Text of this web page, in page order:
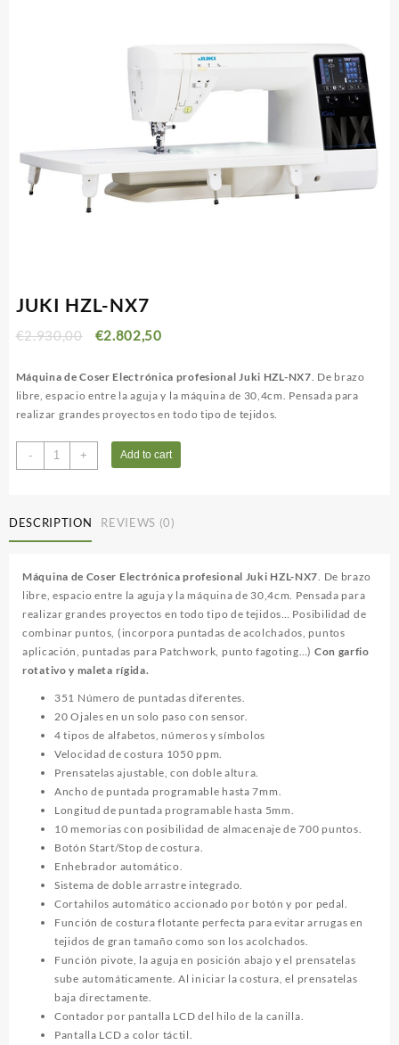
JUKI HZL-NX7
€2.930,00 €2.802,50
Máquina de Coser Electrónica profesional Juki HZL-NX7. De brazo
libre, espacio entre la aguja y la máquina de 30,4cm. Pensada para
realizar grandes proyectos en todo tipo de tejidos.
-
JUKI
HZL-
+ Add to cart
DESCRIPTION REVIEWS (0)
Máquina de Coser Electrónica profesional Juki HZL-NX7 . De brazo
libre, espacio entre la aguja y la máquina de 30,4cm. Pensada para
realizar grandes proyectos en todo tipo de tejidos… Posibilidad de
combinar puntos, (incorpora puntadas de acolchados, puntos
aplicación, puntadas para Patchwork, punto fagoting…) Con garfio
rotativo y maleta rígida.
351 Número de puntadas diferentes.
20 Ojales en un solo paso con sensor.
4 tipos de alfabetos, números y símbolos
Velocidad de costura 1050 ppm.
Prensatelas ajustable, con doble altura.
Ancho de puntada programable hasta 7mm.
Longitud de puntada programable hasta 5mm.
10 memorias con posibilidad de almacenaje de 700 puntos.
Botón Start/Stop de costura.
Enhebrador automático.
Sistema de doble arrastre integrado.
Cortahilos automático accionado por botón y por pedal.
Función de costura flotante perfecta para evitar arrugas en
tejidos de gran tamaño como son los acolchados.
Función pivote, la aguja en posición abajo y el prensatelas
sube automáticamente. Al iniciar la costura, el prensatelas
baja directamente.
Contador por pantalla LCD del hilo de la canilla.
Pantalla LCD a color táctil.